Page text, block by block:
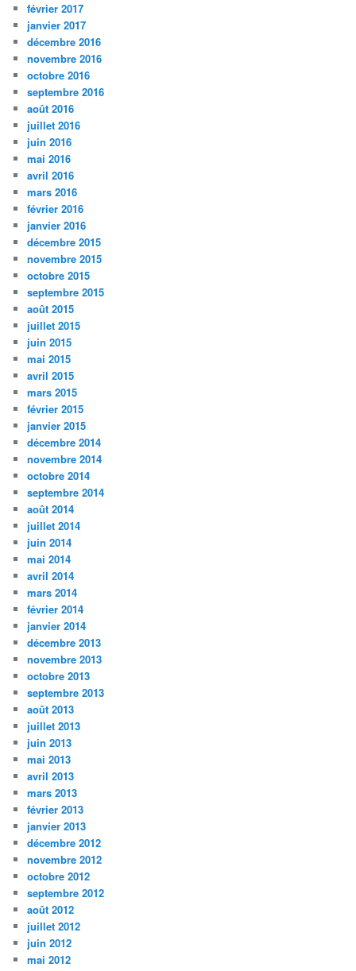
février 2017
janvier 2017
décembre 2016
novembre 2016
octobre 2016
septembre 2016
août 2016
juillet 2016
juin 2016
mai 2016
avril 2016
mars 2016
février 2016
janvier 2016
décembre 2015
novembre 2015
octobre 2015
septembre 2015
août 2015
juillet 2015
juin 2015
mai 2015
avril 2015
mars 2015
février 2015
janvier 2015
décembre 2014
novembre 2014
octobre 2014
septembre 2014
août 2014
juillet 2014
juin 2014
mai 2014
avril 2014
mars 2014
février 2014
janvier 2014
décembre 2013
novembre 2013
octobre 2013
septembre 2013
août 2013
juillet 2013
juin 2013
mai 2013
avril 2013
mars 2013
février 2013
janvier 2013
décembre 2012
novembre 2012
octobre 2012
septembre 2012
août 2012
juillet 2012
juin 2012
mai 2012